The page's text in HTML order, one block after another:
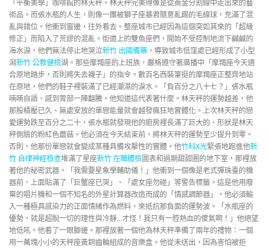
「平衡美學」咖啡館的林天秤。林天秤完美得像是從黃金分割線中走出來的藝
術品。而張水瓶的人生，則像一團被獅子座暴君隨意亂踢的毛線球，充滿了混
亂與錯位。他衝到窗邊，往外看去。整座城市已經因為這個突如其來的「超級
修正」而陷入了荒謬的混亂。街道上的雙魚座們，開始不受控制地流下鹹鹹的
海水淚，他們無法停止地哭泣新竹 出國備藥 ，導致城市低窪處已經形成了小型
潟新竹 公教健檢湖。那些摩羯座的上班族，嚴格遵守著廣播中「摩羯座今天適
合原地踏步，否則將失去襪子」的指令。數百名西裝筆挺的摩羯座正整齊地站
在原地，他們的鞋子裡裝滿了已經潮濕的淚水。「負百分之八十七？」張水瓶
喃喃自語，感到胃部一陣翻騰，他知道這代表著什麼。林天秤的運勢越差，他
那股積壓已久、無處安放的單戀能量就會越發瘋狂地實體化。上次林天秤的戀
愛運勢跌至百分之二十，張水瓶就發現他的廚房裡長滿了巨大的、形狀是林天
秤側臉的粉紅色蘑菇。他必須在今天結束前，將林天秤的運勢至少提升到零。
否則，他那份單戀就會變成某種具備攻擊性的實體。他竹科X光緊張地跑進他新
竹 自律神經檢查堆滿了星座新竹 在職體檢圖表和過期甜甜圈的地下室，那裡放
著他的秘密武器。「我需要星象學輔助儀！」他衝到一個像是老式彈珠臺的機
器前，上面貼滿了「巨蟹座已哭」、「處女座勿碰」等警告標籤。這是他用廢
棄的唱片機和一個不知名的外星計算器改造而成的「情感調節器」。他必須輸
入一種極具感染力的正面情緒作為燃料，來抵抗那負面的運勢波。「水瓶座的
優勢，就是超脫一切的理性與冷靜…才怪！我只有一腔熱血的傻氣啊！」他絕望
地低吼。他看了一眼腳邊。那裡放著一個他為林天秤準備了兩年的禮物：一個
用一萬塊小小的天秤座黃銅齒輪組成的音樂盒。他從未送出，因為害怕被拒